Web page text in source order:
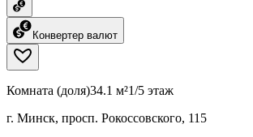
Конвертер валют
Комната (доля)34.1 м²1/5 этаж
г. Минск, просп. Рокоссовского, 115